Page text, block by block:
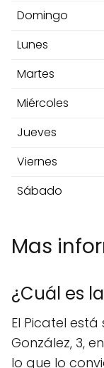
Domingo
Lunes
Martes
Miércoles
Jueves
Viernes
Sábado
Mas
¿Cuál es
El Picatel
González, 3,
lo que lo